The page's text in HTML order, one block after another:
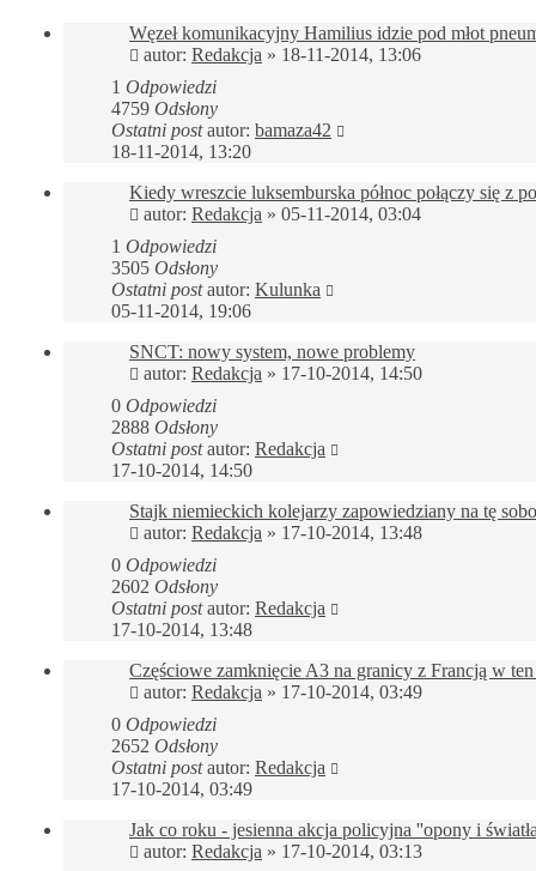
Węzeł komunikacyjny Hamilius idzie pod młot
autor: Redakcja » 18-11-2014, 13:06
1 Odpowiedzi
4759 Odsłony
Ostatni postautor: bamaza42
18-11-2014, 13:20
Kiedy wreszcie luksemburska północ połączy się z
autor: Redakcja » 05-11-2014, 03:04
1 Odpowiedzi
3505 Odsłony
Ostatni postautor: Kulunka
05-11-2014, 19:06
SNCT: nowy system, nowe problemy
autor: Redakcja » 17-10-2014, 14:50
0 Odpowiedzi
2888 Odsłony
Ostatni postautor: Redakcja
17-10-2014, 14:50
Stajk niemieckich kolejarzy zapowiedziany na tę
autor: Redakcja » 17-10-2014, 13:48
0 Odpowiedzi
2602 Odsłony
Ostatni postautor: Redakcja
17-10-2014, 13:48
Częściowe zamknięcie A3 na granicy z Francją w
autor: Redakcja » 17-10-2014, 03:49
0 Odpowiedzi
2652 Odsłony
Ostatni postautor: Redakcja
17-10-2014, 03:49
Jak co roku - jesienna akcja policyjna ''opony i
autor: Redakcja » 17-10-2014, 03:13